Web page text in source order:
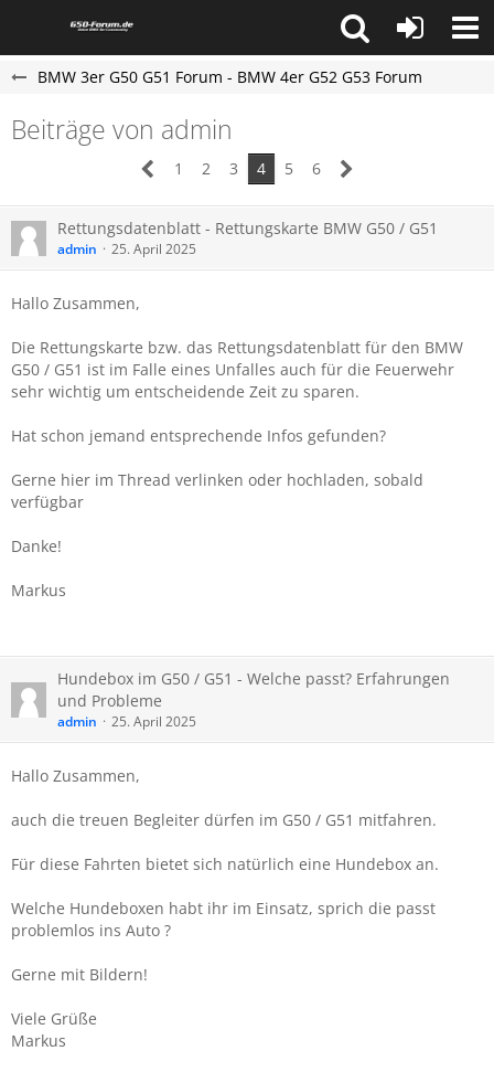
BMW 3er G50 G51 Forum - BMW 4er G52 G53 Forum
Beiträge von admin
1 2 3 4 5 6
Rettungsdatenblatt - Rettungskarte BMW G50 / G51
admin 25. April 2025
Hallo Zusammen,
Die Rettungskarte bzw. das Rettungsdatenblatt für den BMW
G50 / G51 ist im Falle eines Unfalles auch für die Feuerwehr
sehr wichtig um entscheidende Zeit zu sparen.
Hat schon jemand entsprechende Infos gefunden?
Gerne hier im Thread verlinken oder hochladen, sobald
verfügbar
Danke!
Markus
Hundebox im G50 / G51 - Welche passt? Erfahrungen
und Probleme
admin 25. April 2025
Hallo Zusammen,
auch die treuen Begleiter dürfen im G50 / G51 mitfahren.
Für diese Fahrten bietet sich natürlich eine Hundebox an.
Welche Hundeboxen habt ihr im Einsatz, sprich die passt
problemlos ins Auto ?
Gerne mit Bildern!
Viele Grüße
Markus